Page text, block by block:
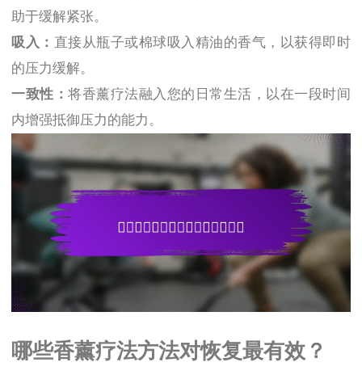
助于缓解紧张。
吸入： 直接从瓶子或棉球吸入精油的香气，以获得即时
的压力缓解。
一致性：将香薰疗法融入您的日常生活，以在一段时间
内增强抵御压力的能力。
哪些香薰疗法方法对恢复最有效？